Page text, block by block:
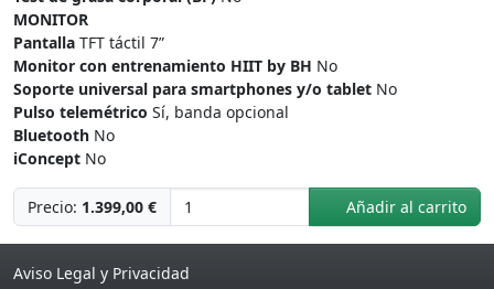
MONITOR
Pantalla TFT táctil 7”
Monitor con entrenamiento HIIT by BH No
Soporte universal para smartphones y/o tablet No
Pulso telemétrico Sí, banda opcional
Bluetooth No
iConcept No
Precio: 1.399,00 € Añadir al carrito
Aviso Legal y Privacidad